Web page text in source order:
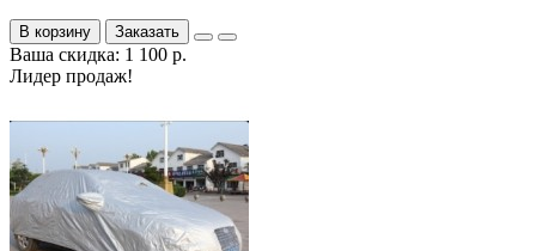
В корзину Заказать
Ваша скидка: 1 100 р.
Лидер продаж!